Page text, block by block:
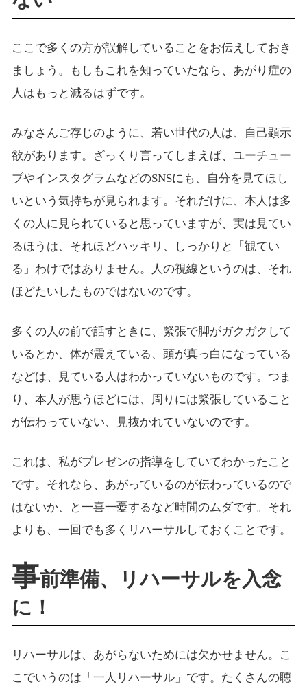
ここで多くの方が誤解していることをお伝えしておき
ましょう。もしもこれを知っていたなら、あがり症の
人はもっと減るはずです。
みなさんご存じのように、若い世代の人は、自己顕示
欲があります。ざっくり言ってしまえば、ユーチュー
ブやインスタグラムなどのSNSにも、自分を見てほし
いという気持ちが見られます。それだけに、本人は多
くの人に見られていると思っていますが、実は見てい
るほうは、それほどハッキリ、しっかりと「観てい
る」わけではありません。人の視線というのは、それ
ほどたいしたものではないのです。
多くの人の前で話すときに、緊張で脚がガクガクして
いるとか、体が震えている、頭が真っ白になっている
などは、見ている人はわかっていないものです。つま
り、本人が思うほどには、周りには緊張していること
が伝わっていない、見抜かれていないのです。
これは、私がプレゼンの指導をしていてわかったこと
です。それなら、あがっているのが伝わっているので
はないか、と一喜一憂するなど時間のムダです。それ
よりも、一回でも多くリハーサルしておくことです。
事前準備、リハーサルを入念
に！
リハーサルは、あがらないためには欠かせません。こ
こでいうのは「一人リハーサル」です。たくさんの聴